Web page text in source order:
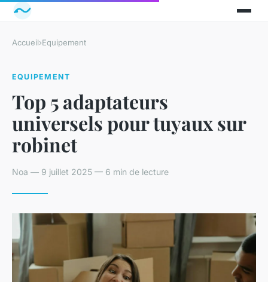
Accueil›Equipement
EQUIPEMENT
Top 5 adaptateurs
universels pour tuyaux sur
robinet
Noa — 9 juillet 2025 — 6 min de lecture